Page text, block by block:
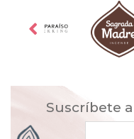
Suscríbete